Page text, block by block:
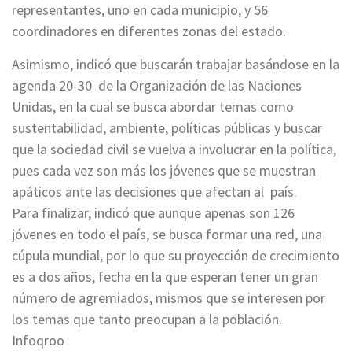
representantes, uno en cada municipio, y 56
coordinadores en diferentes zonas del estado.
Asimismo, indicó que buscarán trabajar basándose en la
agenda 20-30 de la Organización de las Naciones
Unidas, en la cual se busca abordar temas como
sustentabilidad, ambiente, políticas públicas y buscar
que la sociedad civil se vuelva a involucrar en la política,
pues cada vez son más los jóvenes que se muestran
apáticos ante las decisiones que afectan al país.
Para finalizar, indicó que aunque apenas son 126
jóvenes en todo el país, se busca formar una red, una
cúpula mundial, por lo que su proyección de crecimiento
es a dos años, fecha en la que esperan tener un gran
número de agremiados, mismos que se interesen por
los temas que tanto preocupan a la población.
Infoqroo